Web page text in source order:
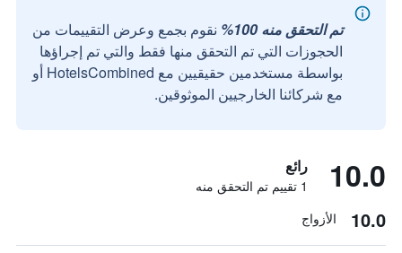
تم التحقق منه 100%
نقوم بجمع وعرض التقييمات من
الحجوزات التي تم التحقق منها فقط والتي تم إجراؤها
بواسطة مستخدمين حقيقيين مع HotelsCombined أو
مع شركائنا الخارجيين الموثوقين.
10.0 رائع
1 تقييم تم التحقق منه
10.0 الأزواج